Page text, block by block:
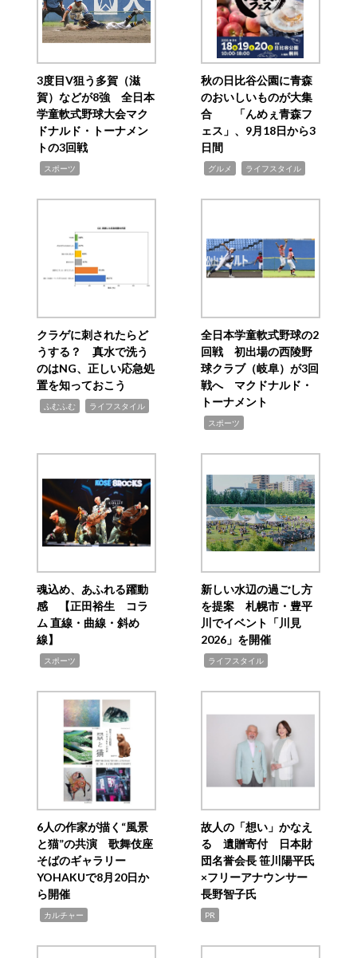
3度目V狙う多賀（滋
賀）などが8強 全日本
学童軟式野球大会マク
ドナルド・トーナメン
トの3回戦
スポーツ
秋の日比谷公園に青森
のおいしいものが大集
合 「んめぇ青森フ
ェス」、9月18日から3
日間
グルメ ライフスタイル
クラゲに刺されたらど
うする？ 真水で洗う
のはNG、正しい応急処
置を知っておこう
ふむふむ ライフスタイル
全日本学童軟式野球の2
回戦 初出場の西陵野
球クラブ（岐阜）が3回
戦へ マクドナルド・
トーナメント
スポーツ
魂込め、あふれる躍動
感 【正田裕生 コラ
ム 直線・曲線・斜め
線】
スポーツ
新しい水辺の過ごし方
を提案 札幌市・豊平
川でイベント「川見
2026」を開催
ライフスタイル
6人の作家が描く“風景
と猫”の共演 歌舞伎座
そばのギャラリー
YOHAKUで8月20日か
ら開催
カルチャー
故人の「想い」かなえ
る 遺贈寄付 日本財
団名誉会長 笹川陽平氏
×フリーアナウンサー
長野智子氏
PR